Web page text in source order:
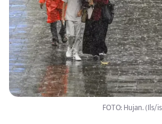
FOTO: Hujan. (Ils/